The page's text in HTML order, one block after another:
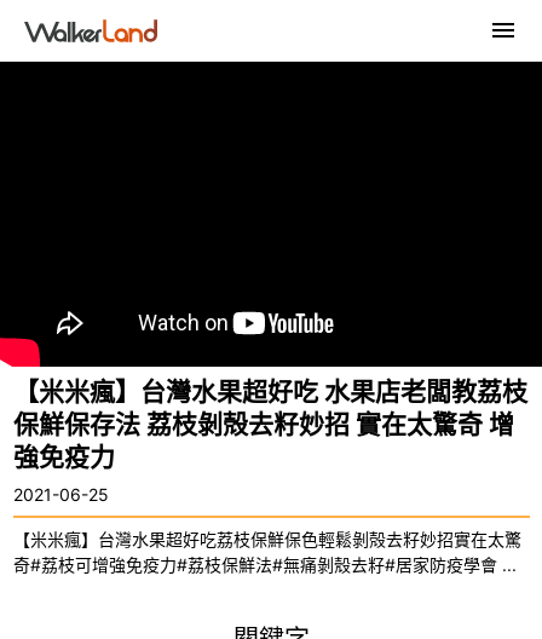
【米米瘋】台灣水果超好吃 水果店老闆教荔枝
保鮮保存法 荔枝剝殻去籽妙招 實在太驚奇 增
強免疫力
2021-06-25
【米米瘋】台灣水果超好吃荔枝保鮮保色輕鬆剝殻去籽妙招實在太驚
奇#荔枝可增強免疫力#荔枝保鮮法#無痛剝殼去籽#居家防疫學會 ...